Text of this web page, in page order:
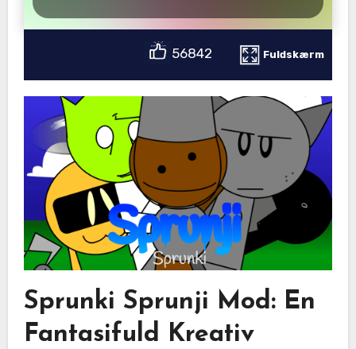
56842 Fuldskærm
Sprunki Sprunji Mod: En
Fantasifuld Kreativ